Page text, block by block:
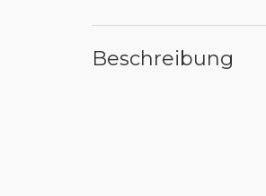
Beschreibung